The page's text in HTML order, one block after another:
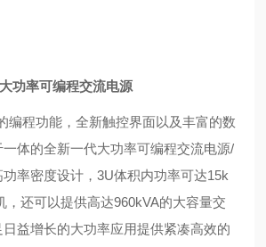
功率可编程交流电源
编程功能，全新触控界面以及丰富的数
体的全新一代大功率可编程交流电源/
率密度设计，3U体积内功率可达15k
，还可以提供高达960kVA的大容量交
益增长的大功率应用提供紧凑高效的